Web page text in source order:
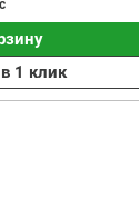
1 клик